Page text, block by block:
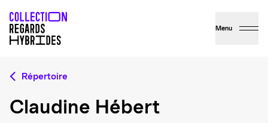
Menu
Répertoire
Claudine Hébert